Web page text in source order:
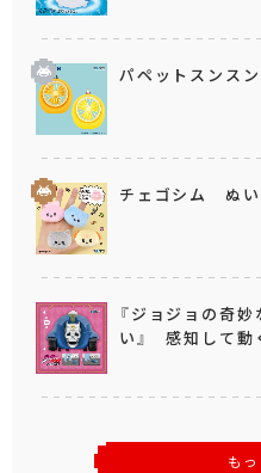
パペットスンス
チェゴシム ぬい
『ジョジョの奇
い』 感知して
も